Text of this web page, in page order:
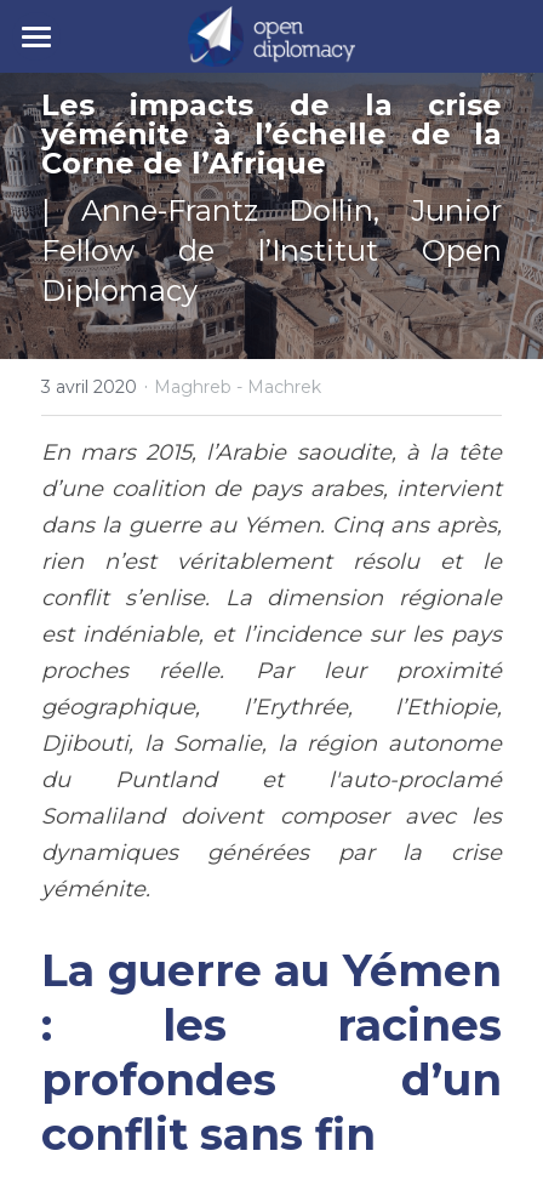
| Accueil
| Nos activités
• Nos jeunes leaders
• Nos événements
• Nos publications
• Y7 2026
| Nos actualités
| Polycrise
Comprendre la polycrise
• Crise géopolitique
• Crise écologique
• Crise économique
• Crise politique
| À propos
• Notre mission
• Notre gouvernance
• Nos experts
• Nos partenaires
Rechercher
Y7 2026
Les impacts de la crise
yéménite à l’échelle de la
Corne de l’Afrique
| Anne-Frantz Dollin, Junior
Fellow de l’Institut Open
Diplomacy
3 avril 2020 · Maghreb - Machrek
En mars 2015, l’Arabie saoudite, à la tête
d’une coalition de pays arabes, intervient
dans la guerre au Yémen. Cinq ans après,
rien n’est véritablement résolu et le
conflit s’enlise. La dimension régionale
est indéniable, et l’incidence sur les pays
proches réelle. Par leur proximité
géographique, l’Erythrée, l’Ethiopie,
Djibouti, la Somalie, la région autonome
du Puntland et l'auto-proclamé
Somaliland doivent composer avec les
dynamiques générées par la crise
yéménite.
La guerre au Yémen
: les racines
profondes d’un
conflit sans fin